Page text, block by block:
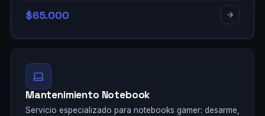
$65.000
Mantenimiento Notebook
Servicio especializado para notebooks gamer: desarme,